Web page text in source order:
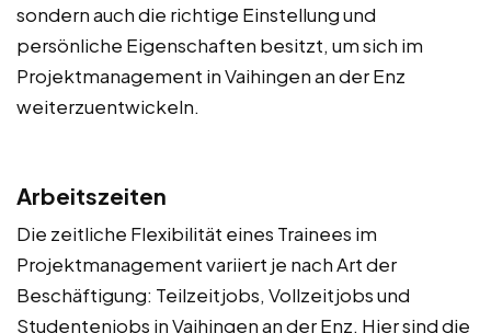
sondern auch die richtige Einstellung und
persönliche Eigenschaften besitzt, um sich im
Projektmanagement in Vaihingen an der Enz
weiterzuentwickeln.
Arbeitszeiten
Die zeitliche Flexibilität eines Trainees im
Projektmanagement variiert je nach Art der
Beschäftigung: Teilzeitjobs, Vollzeitjobs und
Studentenjobs in Vaihingen an der Enz. Hier sind die